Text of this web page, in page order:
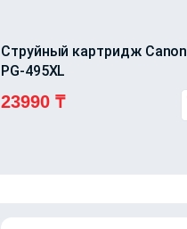
Струйный картридж Canon
PG-495XL
23990 ₸